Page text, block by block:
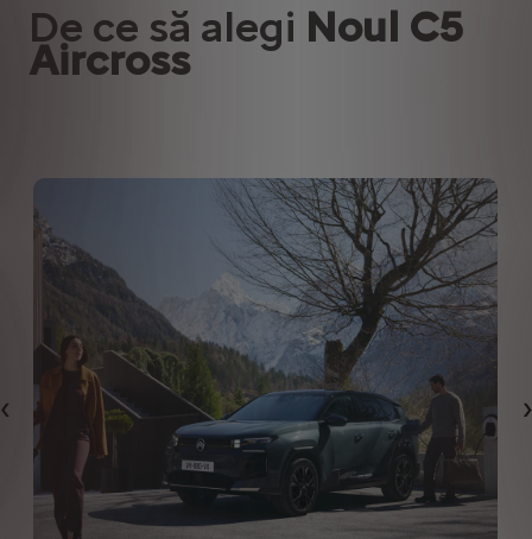
De ce să alegi Noul C5
Aircross
Précédent